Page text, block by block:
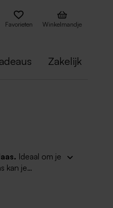
Favorieten Winkelmandje
Zakelijk
Ideaal om je
kan je